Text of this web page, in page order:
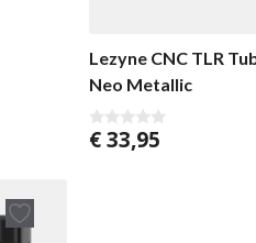
Lezyne CNC TLR
Neo Metallic
0
v
€33,95